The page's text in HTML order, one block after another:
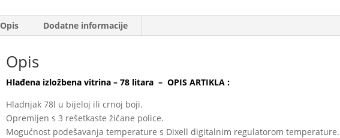
Opis Dodatne informacije
Opis
Hlađena izložbena vitrina – 78 litara – OPIS ARTIKLA :
Hladnjak 78l u bijeloj ili crnoj boji.
Opremljen s 3 rešetkaste žičane police.
Mogućnost podešavanja temperature s Dixell digitalnim regulatorom temperature.